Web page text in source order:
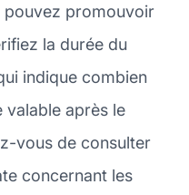
pouvez promouvoir
la durée du
indique combien
valable après le
vous de consulter
concernant les